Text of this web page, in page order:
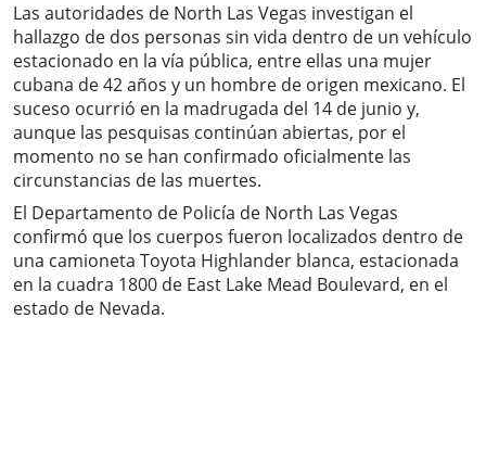
Las autoridades de North Las Vegas investigan el
hallazgo de dos personas sin vida dentro de un vehículo
estacionado en la vía pública, entre ellas una mujer
cubana de 42 años y un hombre de origen mexicano. El
suceso ocurrió en la madrugada del 14 de junio y,
aunque las pesquisas continúan abiertas, por el
momento no se han confirmado oficialmente las
circunstancias de las muertes.
El Departamento de Policía de North Las Vegas
confirmó que los cuerpos fueron localizados dentro de
una camioneta Toyota Highlander blanca, estacionada
en la cuadra 1800 de East Lake Mead Boulevard, en el
estado de Nevada.